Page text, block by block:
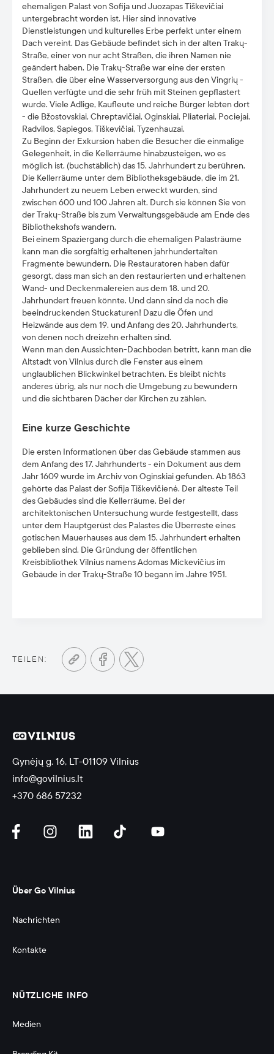
ehemaligen Palast von Sofija und Juozapas Tiškevičiai
untergebracht worden ist. Hier sind innovative
Dienstleistungen und kulturelles Erbe perfekt unter einem
Dach vereint. Das Gebäude befindet sich in der alten Trakų-
Straße, einer von nur acht Straßen, die ihren Namen nie
geändert haben. Die Trakų-Straße war eine der ersten
Straßen, die über eine Wasserversorgung aus den Vingrių -
Quellen verfügte und die sehr früh mit Steinen gepflastert
wurde. Viele Adlige, Kaufleute und reiche Bürger lebten dort
- die Bžostovskiai, Chreptavičiai, Oginskiai, Pliateriai, Pociejai,
Radvilos, Sapiegos, Tiškevičiai, Tyzenhauzai.
Zu Beginn der Exkursion haben die Besucher die einmalige
Gelegenheit, in die Kellerräume hinabzusteigen, wo es
möglich ist, (buchstäblich) das 15. Jahrhundert zu berühren.
Die Kellerräume unter dem Bibliotheksgebäude, die im 21.
Jahrhundert zu neuem Leben erweckt wurden, sind
zwischen 600 und 100 Jahren alt. Durch sie können Sie von
der Trakų-Straße bis zum Verwaltungsgebäude am Ende des
Bibliothekshofs wandern.
Bei einem Spaziergang durch die ehemaligen Palasträume
kann man die sorgfältig erhaltenen jahrhundertalten
Fragmente bewundern. Die Restauratoren haben dafür
gesorgt, dass man sich an den restaurierten und erhaltenen
Wand- und Deckenmalereien aus dem 18. und 20.
Jahrhundert freuen könnte. Und dann sind da noch die
beeindruckenden Stuckaturen! Dazu die Öfen und
Heizwände aus dem 19. und Anfang des 20. Jahrhunderts,
von denen noch dreizehn erhalten sind.
Wenn man den Aussichten-Dachboden betritt, kann man die
Altstadt von Vilnius durch die Fenster aus einem
unglaublichen Blickwinkel betrachten. Es bleibt nichts
anderes übrig, als nur noch die Umgebung zu bewundern
und die sichtbaren Dächer der Kirchen zu zählen.
Eine kurze Geschichte
Die ersten Informationen über das Gebäude stammen aus
dem Anfang des 17. Jahrhunderts - ein Dokument aus dem
Jahr 1609 wurde im Archiv von Oginskiai gefunden. Ab 1863
gehörte das Palast der Sofija Tiškevičienė. Der älteste Teil
des Gebäudes sind die Kellerräume. Bei der
architektonischen Untersuchung wurde festgestellt, dass
unter dem Hauptgerüst des Palastes die Überreste eines
gotischen Mauerhauses aus dem 15. Jahrhundert erhalten
geblieben sind. Die Gründung der öffentlichen
Kreisbibliothek Vilnius namens Adomas Mickevičius im
Gebäude in der Trakų-Straße 10 begann im Jahre 1951.
TEILEN:
Gynėjų g. 16, LT-01109 Vilnius
info@govilnius.lt
+370 686 57232
Über Go Vilnius
Nachrichten
Kontakte
NÜTZLICHE INFO
Medien